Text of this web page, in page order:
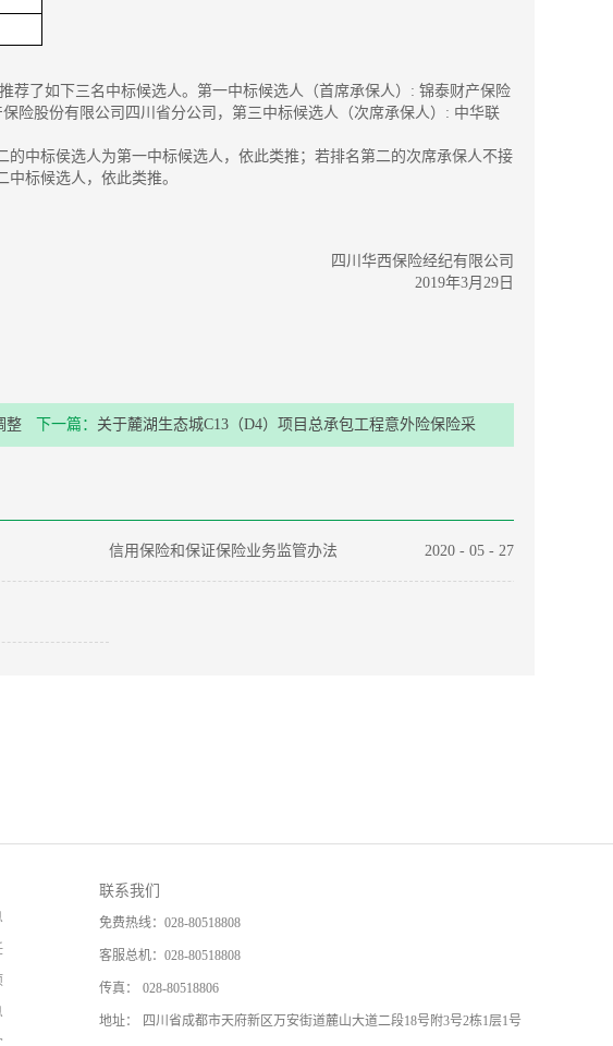
荐了如下三名中标候选人。第一中标候选人（首席承保人）: 锦泰财产保险
险股份有限公司四川省分公司，第三中标候选人（次席承保人）: 中华联
中标侯选人为第一中标候选人，依此类推；若排名第二的次席承保人不接
标候选人，依此类推。
四川华西保险经纪有限公司
2019年3月29日
整 下一篇： 关于麓湖生态城C13（D4）项目总承包工程意外险保险采
信用保险和保证保险业务监管办法 2020 - 05 - 27
联系我们
免费热线： 028-80518808
客服总机： 028-80518808
传真： 028-80518806
地址： 四川省成都市天府新区万安街道麓山大道二段18号附3号2栋1层1号